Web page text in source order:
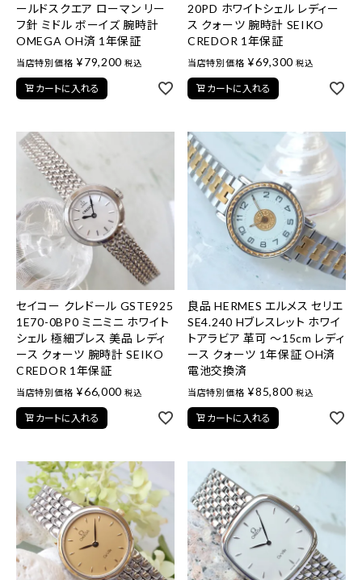
ールドスクエア ローマン リー
フ針 ミドル ボーイズ 腕時計
OMEGA OH済 1年保証
当店特別価格 ¥79,200 税込
カートに入れる
20PD ホワイトシェル レディー
ス クォーツ 腕時計 SEIKO
CREDOR 1年保証
当店特別価格 ¥69,300 税込
カートに入れる
セイコー クレドール GSTE925
1E70-0BP0 ミニミニ ホワイト
シェル 極細ブレス 美品 レディ
ース クォーツ 腕時計 SEIKO
CREDOR 1年保証
当店特別価格 ¥66,000 税込
カートに入れる
良品 HERMES エルメス セリエ
SE4.240 Hブレスレット ホワイ
トアラビア 革可 ～15cm レディ
ース クォーツ 1年保証 OH済
電池交換済
当店特別価格 ¥85,800 税込
カートに入れる